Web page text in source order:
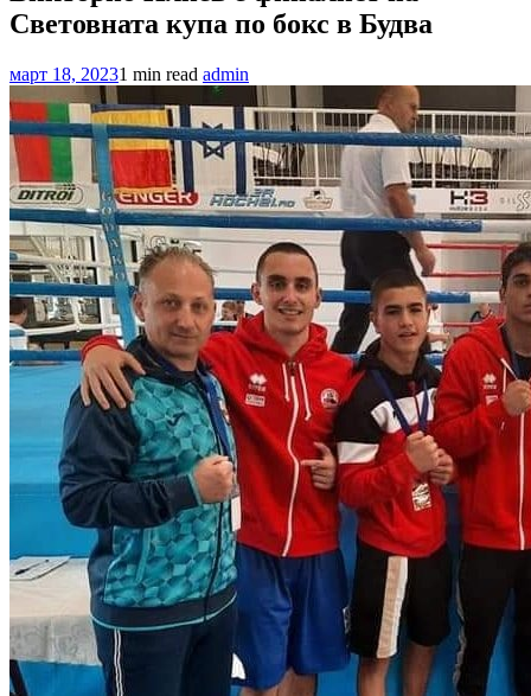
Световната купа по бокс в Будва
март 18, 20231 min read admin